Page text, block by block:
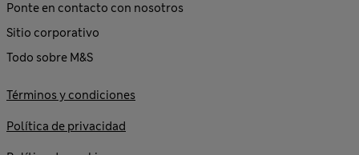
Ponte en contacto con nosotros
Sitio corporativo
Todo sobre M&S
Términos y condiciones
Política de privacidad